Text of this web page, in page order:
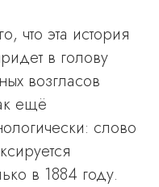
что эта история
в голову
возгласов
ещё
слово
в 1884 году.